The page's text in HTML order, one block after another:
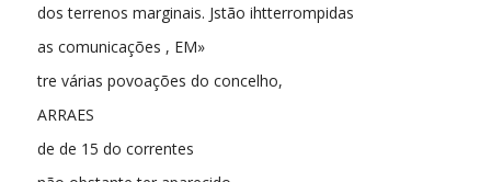
dos terrenos marginais. Jstão ihtterrompidas
as comunicações , EM»
tre várias povoações do concelho,
ARRAES
de de 15 do correntes